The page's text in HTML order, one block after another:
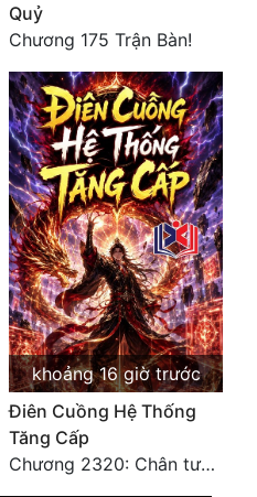
Quỷ
Chương 175 Trận Bàn!
khoảng 16 giờ trước
Điên Cuồng Hệ Thống
Tăng Cấp
Chương 2320: Chân tướng